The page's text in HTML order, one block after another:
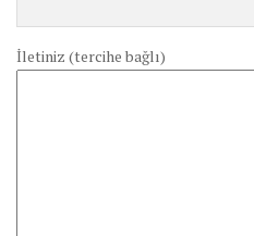
İletiniz (tercihe bağlı)